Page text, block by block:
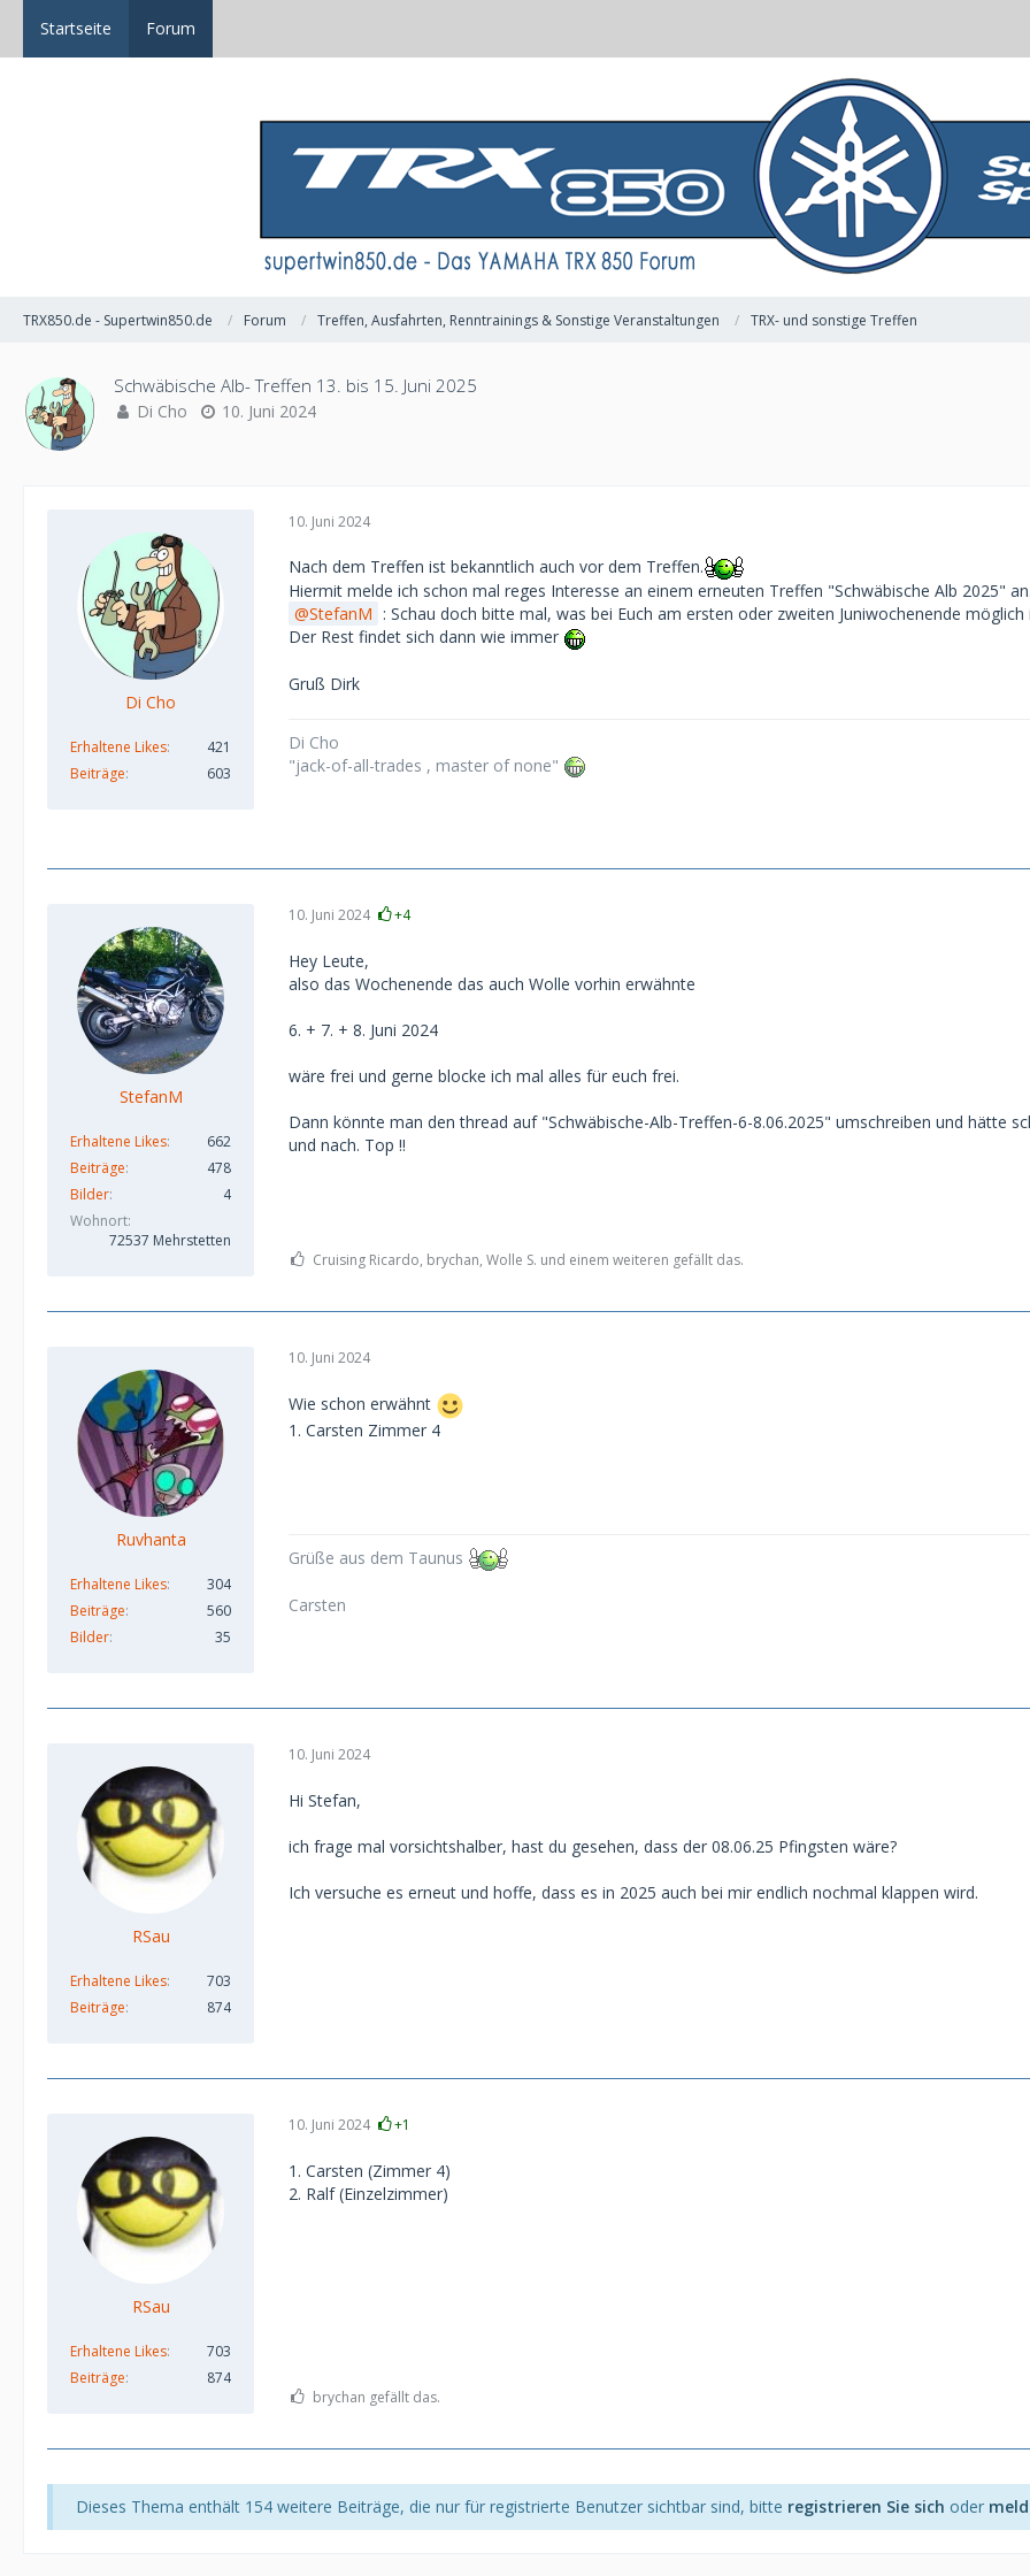
Startseite Forum
TRX850.de - Supertwin850.de Forum Treffen, Ausfahrten, Renntrainings & Sonstige Veranstaltungen TRX- und sonstige Treffen
Schwäbische Alb- Treffen 13. bis 15. Juni 2025
Di Cho 10. Juni 2024
Di Cho
Erhaltene Likes
421
Beiträge
603
10. Juni 2024
Nach dem Treffen ist bekanntlich auch vor dem Treffen.
Hiermit melde ich schon mal reges Interesse an einem erneuten Treffen "Schwäbische Alb 2025"
StefanM : Schau doch bitte mal, was bei Euch am ersten oder zweiten Juniwochenende möglich
Der Rest findet sich dann wie immer
Gruß Dirk
Di Cho
"jack-of-all-trades , master of none"
StefanM
Erhaltene Likes
662
Beiträge
478
Bilder
4
Wohnort
72537 Mehrstetten
10. Juni 2024 +4
Hey Leute,
also das Wochenende das auch Wolle vorhin erwähnte
6. + 7. + 8. Juni 2024
wäre frei und gerne blocke ich mal alles für euch frei.
Dann könnte man den thread auf "Schwäbische-Alb-Treffen-6-8.06.2025" umschreiben und hätte
und nach. Top !!
Cruising Ricardo, brychan, Wolle S. und einem weiteren gefällt das.
Ruvhanta
Erhaltene Likes
304
Beiträge
560
Bilder
35
10. Juni 2024
Wie schon erwähnt
1. Carsten Zimmer 4
Grüße aus dem Taunus
Carsten
RSau
Erhaltene Likes
703
Beiträge
874
10. Juni 2024
Hi Stefan,
ich frage mal vorsichtshalber, hast du gesehen, dass der 08.06.25 Pfingsten wäre?
Ich versuche es erneut und hoffe, dass es in 2025 auch bei mir endlich nochmal klappen wird.
RSau
Erhaltene Likes
703
Beiträge
874
10. Juni 2024 +1
1. Carsten (Zimmer 4)
2. Ralf (Einzelzimmer)
brychan gefällt das.
Dieses Thema enthält 154 weitere Beiträge, die nur für registrierte Benutzer sichtbar sind, bitte registrieren Sie sich oder